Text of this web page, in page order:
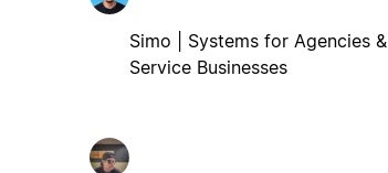
Simo | Systems for Agencies &
Service Businesses